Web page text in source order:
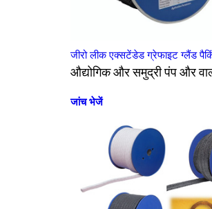
जीरो लीक एक्सटेंडेड ग्रेफाइट ग्लैंड
औद्योगिक और समुद्री पंप और
जांच भेजें